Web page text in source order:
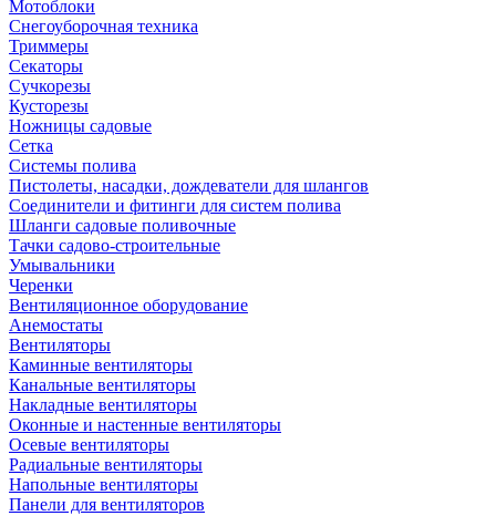
Мотоблоки
Снегоуборочная техника
Триммеры
Секаторы
Сучкорезы
Кусторезы
Ножницы садовые
Сетка
Системы полива
Пистолеты, насадки, дождеватели для шлангов
Соединители и фитинги для систем полива
Шланги садовые поливочные
Тачки садово-строительные
Умывальники
Черенки
Вентиляционное оборудование
Анемостаты
Вентиляторы
Каминные вентиляторы
Канальные вентиляторы
Накладные вентиляторы
Оконные и настенные вентиляторы
Осевые вентиляторы
Радиальные вентиляторы
Напольные вентиляторы
Панели для вентиляторов